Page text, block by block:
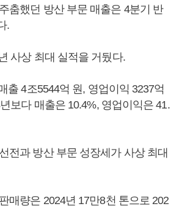
춤했던 방산 부문 매출은 4분기 반
.
사상 최대 실적을 거뒀다.
출 4조5544억 원, 영업이익 3237억
보다 매출은 10.4%, 영업이익은 41.
전과 방산 부문 성장세가 사상 최대
매량은 2024년 17만8천 톤으로 202